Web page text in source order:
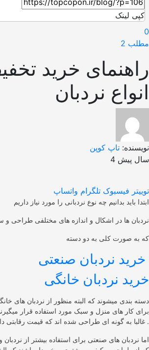
کپی لینک
0
مطلب 2
راهنمای خرید
انواع نردبان
نویسنده: تاپ کوپن
4 سال پیش
توییتر فیسبوک تلگرام واتساپ
ابتدا باید بدانیم چه نوع نردبانی را مورد نیاز داریم
نردبان ها در اشکال و اندازه های مختلفی طراحی و
که به صورت کلی به دو دسته
خرید نردبان خانگی
دسته بندی میشوند که البته منظور از نردبان های
برای کار های منزل و سبک مورد استفاده قرار
غالبا به گونه ای طراحی شده اند که قیمت رقابتی داشته باشند .
اما نردبان های صنعتی برای استفاده بیشتر از